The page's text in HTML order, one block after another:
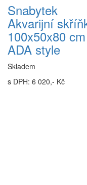
Snabytek
Akvarijní
100x50x80 cm
ADA style
Skladem
s DPH: 6 020,- Kč